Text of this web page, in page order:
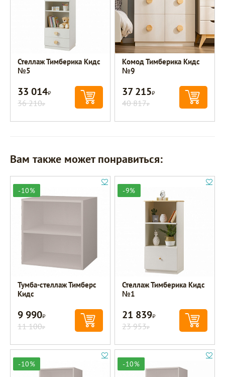
Стеллаж Тимберика Кидс
№5
33 014Р
36 210Р
Комод Тимберика Кидс
№9
37 215Р
40 817Р
Вам также может понравиться:
-10%
Тумба-стеллаж Тимберс
Кидс
9 990Р
11 100Р
-9%
Стеллаж Тимберика Кидс
№1
21 839Р
23 953Р
-10% -10%